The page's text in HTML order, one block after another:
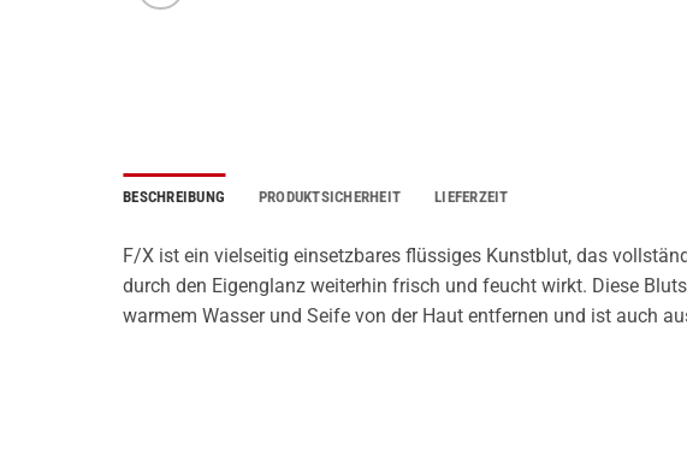
BESCHREIBUNG PRODUKTSICHERHEIT LIEFERZEIT
F/X ist ein vielseitig einsetzbares flüssiges Kunstblut, das
durch den Eigenglanz weiterhin frisch und feucht wirkt. Diese
warmem Wasser und Seife von der Haut entfernen und ist auch